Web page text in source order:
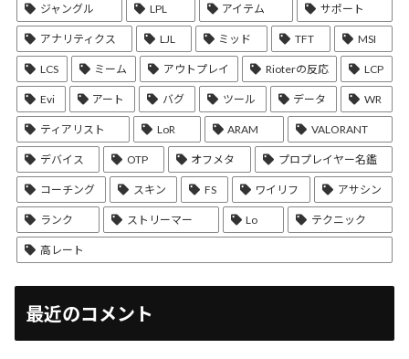
ジャングル LPL アイテム サポート
アナリティクス LJL ミッド TFT MSI
LCS ミーム アウトプレイ Rioterの反応 LCP
Evi アート バグ ツール データ WR
ティアリスト LoR ARAM VALORANT
デバイス OTP オフメタ プロプレイヤー名鑑
コーチング スキン FS ワイリフ アサシン
ランク ストリーマー Lo テクニック
高レート
最近のコメント